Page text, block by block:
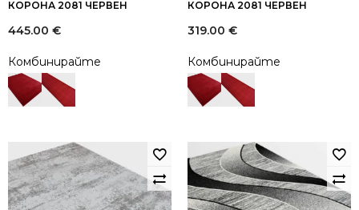
КОРОНА 2081 ЧЕРВЕН
445.00 €
Комбинирайте
КОРОНА 2081 ЧЕРВЕН
319.00 €
Комбинирайте